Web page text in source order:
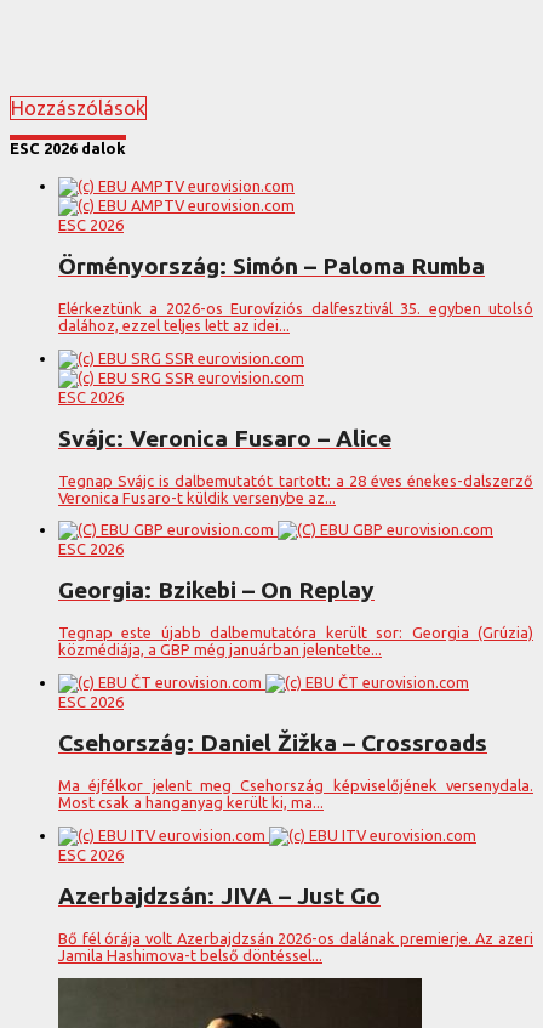
Hozzászólások
ESC 2026 dalok
ESC 2026
Örményország: Simón – Paloma Rumba
Elérkeztünk a 2026-os Eurovíziós dalfesztivál 35. egyben utolsó
dalához, ezzel teljes lett az idei...
ESC 2026
Svájc: Veronica Fusaro – Alice
Tegnap Svájc is dalbemutatót tartott: a 28 éves énekes-dalszerző
Veronica Fusaro-t küldik versenybe az...
ESC 2026
Georgia: Bzikebi – On Replay
Tegnap este újabb dalbemutatóra került sor: Georgia (Grúzia)
közmédiája, a GBP még januárban jelentette...
ESC 2026
Csehország: Daniel Žižka – Crossroads
Ma éjfélkor jelent meg Csehország képviselőjének versenydala.
Most csak a hanganyag került ki, ma...
ESC 2026
Azerbajdzsán: JIVA – Just Go
Bő fél órája volt Azerbajdzsán 2026-os dalának premierje. Az azeri
Jamila Hashimova-t belső döntéssel...